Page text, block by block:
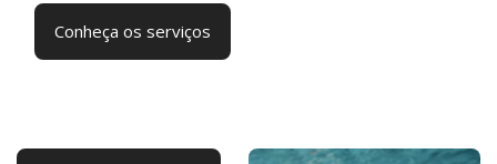
Conheça os serviços